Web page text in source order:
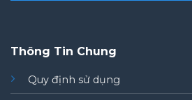
Thông Tin Chung
Quy định sử dụng